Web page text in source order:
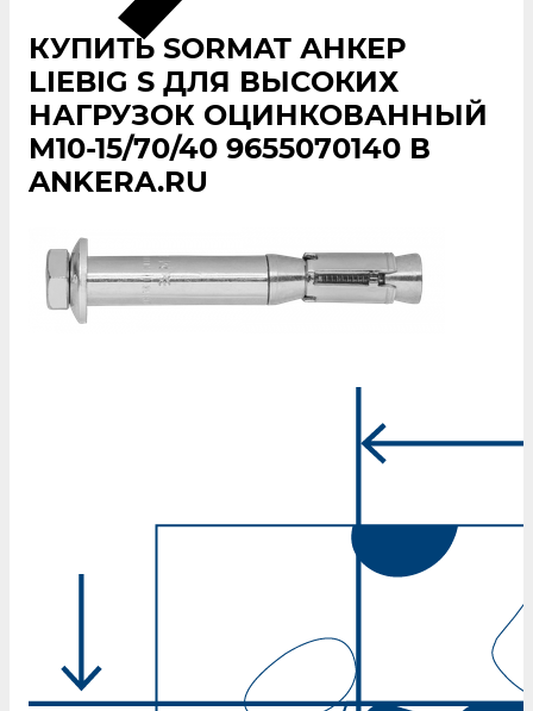
КУПИТЬ SORMAT АНКЕР
LIEBIG S ДЛЯ ВЫСОКИХ
НАГРУЗОК ОЦИНКОВАННЫЙ
M10-15/70/40 9655070140 В
ANKERA.RU